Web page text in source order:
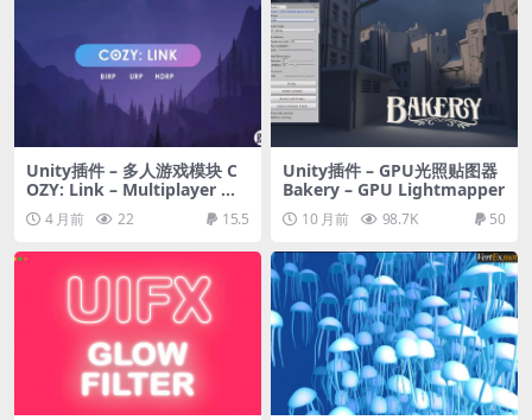
Unity插件 – 多人游戏模块 C
OZY: Link – Multiplayer Mo
dule4 月前 22 15.5
Unity插件 – GPU光照贴图器
Bakery – GPU Lightmapper
10 月前 98.7K 50